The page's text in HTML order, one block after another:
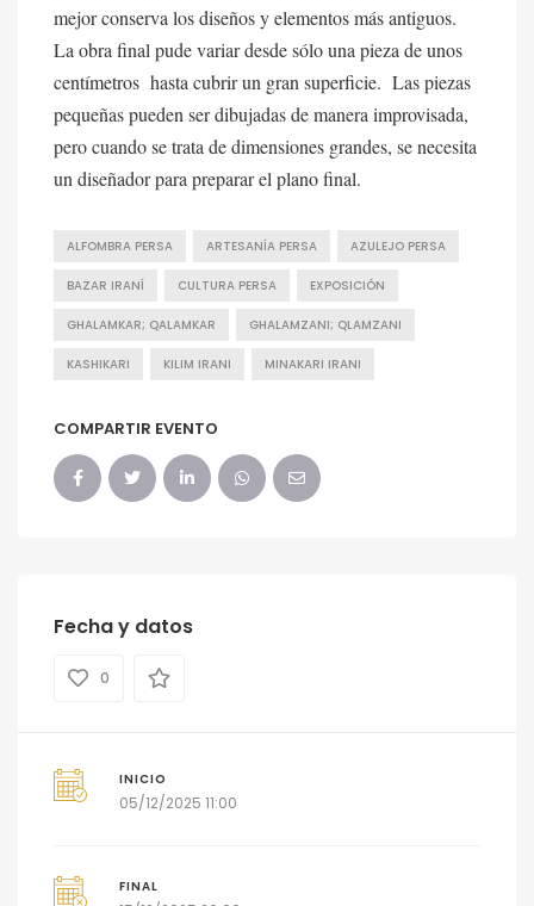
mejor conserva los diseños y elementos más antiguos.
La obra final pude variar desde sólo una pieza de unos
centímetros hasta cubrir un gran superficie. Las piezas
pequeñas pueden ser dibujadas de manera improvisada,
pero cuando se trata de dimensiones grandes, se necesita
un diseñador para preparar el plano final.
ALFOMBRA PERSA ARTESANÍA PERSA AZULEJO PERSA
BAZAR IRANÍ CULTURA PERSA EXPOSICIÓN
GHALAMKAR; QALAMKAR GHALAMZANI; QLAMZANI
KASHIKARI KILIM IRANI MINAKARI IRANI
COMPARTIR EVENTO
Fecha y datos
0
INICIO
05/12/2025 11:00
FINAL